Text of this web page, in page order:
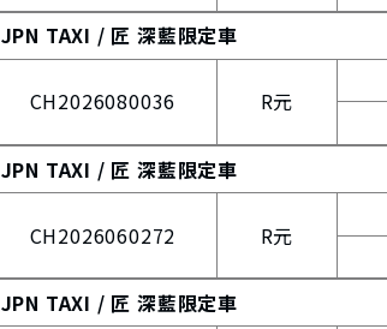
JPN TAXI / 匠 深藍限定車
CH2026080036 R元
JPN TAXI / 匠 深藍限定車
CH2026060272 R元
JPN TAXI / 匠 深藍限定車